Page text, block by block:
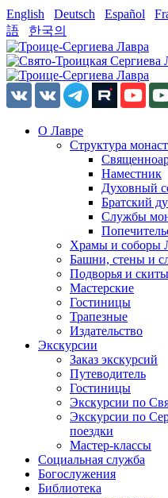
English Deutsch Español
語
한국의
О Лавре
Структура
Наместник
Духовный
Братский
Службы
Храмы и соборы
Башни, стены и
Подворья и скиты
Мастерские
Гостиницы
Трапезные
Издательство
Экскурсии
Заказ экскурсий
Путеводитель
Гостиницы
Экскурсии по
Экскурсии по
поездки
Мастер-классы
Социальная служба
Богослужения
Библиотека